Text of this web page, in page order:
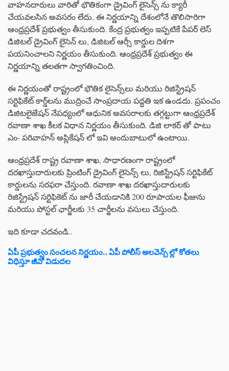
వాహనదారులు వారితో భౌతికంగా డ్రైవింగ్ లైసెన్స్ ను క్యారీ
చేయవలసిన అవసరం లేదు. ఈ నిర్ణయాన్ని దేశంలోనే తొలిసారిగా
ఆంధ్రప్రదేశ్ ప్రభుత్వం తీసుకుంది. కేంద్ర ప్రభుత్వం ఇప్పటికే పేపర్ లెస్
డిజిటల్ డ్రైవింగ్ లైసెన్ లు, డిజిటల్ ఆర్సీ కార్డుల దిశగా
పయనించాలని నిర్ణయం తీసుకుంది. ఆంధ్రప్రదేశ్ ప్రభుత్వం ఈ
నిర్ణయాన్ని తలతగా స్వాగతించింది.
ఈ నిర్ణయంతో రాష్ట్రంలో భౌతిక లైసెన్స్‌లు మరియు రిజిస్ట్రేషన్
సర్టిఫికేట్ కార్డ్‌లను ముద్రించే సాంప్రదాయ పద్ధతి ఇక ఉండదు. ప్రపంచం
డిజిటలైజేషన్ నేపధ్యంలో ఆధునిక అవసరాలకు తగ్గట్టుగా ఆంధ్రప్రదేశ్
రవాణా శాఖ కీలక విధాన నిర్ణయం తీసుకుంది. డిజి లాకర్ తో పాటు
ఎం- పరివాహన్ అప్లికేషన్ లో ఇవి అందుబాటులో ఉంటాయి.
ఆంధ్రప్రదేశ్ రాష్ట్ర రవాణా శాఖ, సాధారణంగా రాష్ట్రంలో
దరఖాస్తుదారులకు ప్రింటింగ్ డ్రైవింగ్ లైసెన్స్ లు, రిజిస్ట్రేషన్ సర్టిఫికేట్
కార్డులను సరఫరా చేస్తుంది. రవాణా శాఖ దరఖాస్తుదారులకు
రిజిస్ట్రేషన్ సర్టిఫికెట్ ను జారీ చేయడానికి 200 రూపాయల ఫీజును
మరియు పోస్టల్ ఛార్జీలకు 35 చార్జీలను వసులు చేస్తుంది.
ఇది కూడా చదవండి..
ఏపీ ప్రభుత్వం సంచలన నిర్ణయం.. ఏపీ పోలీస్ అలవెన్స్ ల్లో కోతలు
విధిస్తూ జీవో విడుదల